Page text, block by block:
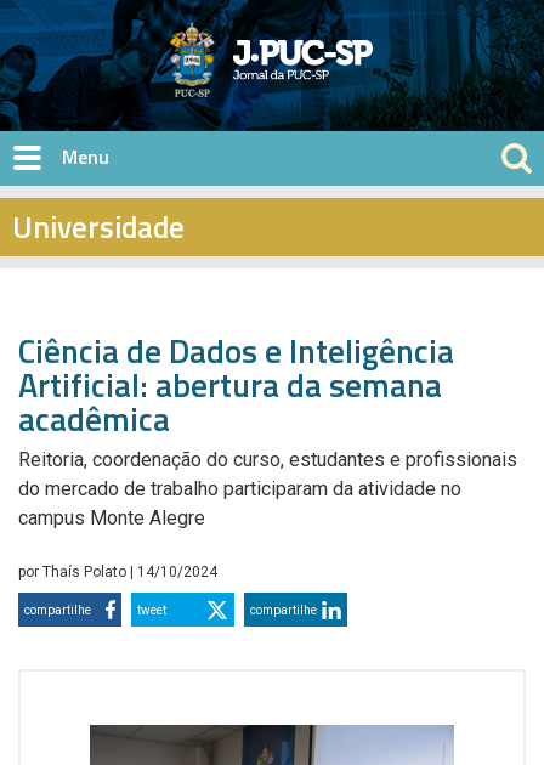
Pular para o conteúdo principal
Universidade
Ciência de Dados e Inteligência
Artificial: abertura da semana
acadêmica
Reitoria, coordenação do curso, estudantes e profissionais
do mercado de trabalho participaram da atividade no
campus Monte Alegre
por Thaís Polato | 14/10/2024
compartilhe tweet compartilhe